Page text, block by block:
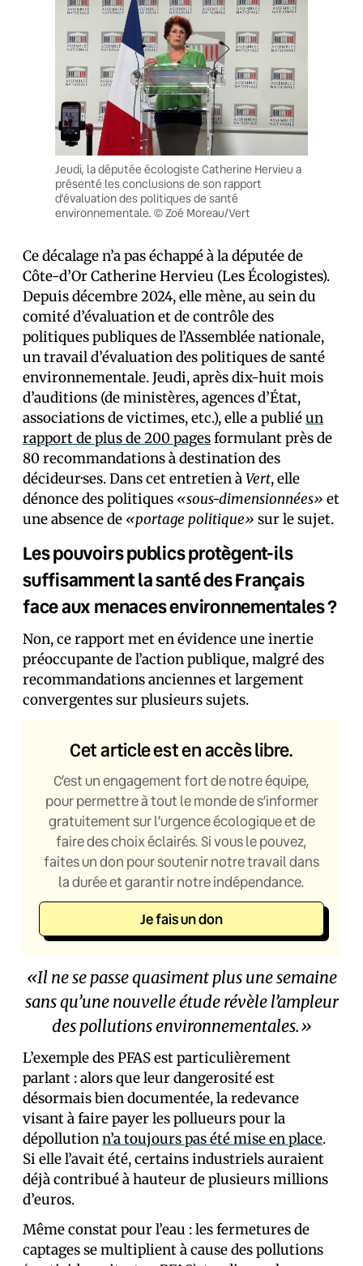
Jeudi, la députée écologiste Catherine Hervieu a
présenté les conclusions de son rapport
d’évaluation des politiques de santé
environnementale. © Zoé Moreau/Vert
Ce décalage n’a pas échappé à la députée de
Côte-d’Or Catherine Hervieu (Les Écologistes).
Depuis décembre 2024, elle mène, au sein du
comité d’évaluation et de contrôle des
politiques publiques de l’Assemblée nationale,
un travail d’évaluation des politiques de santé
environnementale. Jeudi, après dix-huit mois
d’auditions (de ministères, agences d’État,
associations de victimes, etc.), elle a publiéun
rapport de plus de 200 pagesformulant près de
80 recommandations à destination des
décideur·ses. Dans cet entretien àVert, elle
dénonce des politiques «sous-dimensionnées» et
une absence de «portage politique» sur le sujet.
Les pouvoirs publics protègent-ils
suffisamment la santé des Français
face aux menaces environnementales ?
Non, ce rapport met en évidence une inertie
préoccupante de l’action publique, malgré des
recommandations anciennes et largement
convergentes sur plusieurs sujets.
Cet article est en accès libre.
C’est un engagement fort de notre équipe,
pour permettre à tout le monde de s’informer
gratuitement sur l’urgence écologique et de
faire des choix éclairés. Si vous le pouvez,
faites un don pour soutenir notre travail dans
la durée et garantir notre indépendance.
Je fais un don
«Il ne se passe quasiment plus une semaine
sans qu’une nouvelle étude révèle l’ampleur
des pollutions environnementales.»
L’exemple des PFAS est particulièrement
parlant : alors que leur dangerosité est
désormais bien documentée, la redevance
visant à faire payer les pollueurs pour la
dépollutionn’a toujours pas été mise en place.
Si elle l’avait été, certains industriels auraient
déjà contribué à hauteur de plusieurs millions
d’euros.
Même constat pour l’eau : les fermetures de
captages se multiplient à cause des pollutions